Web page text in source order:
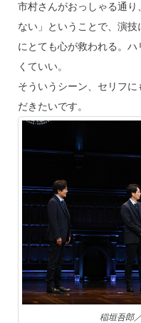
市村さんがおっしゃる通
ない」ということで、演
にとても心が救われる。
くていい。
そういうシーン、セリフ
だきたいです。
稲垣吾郎